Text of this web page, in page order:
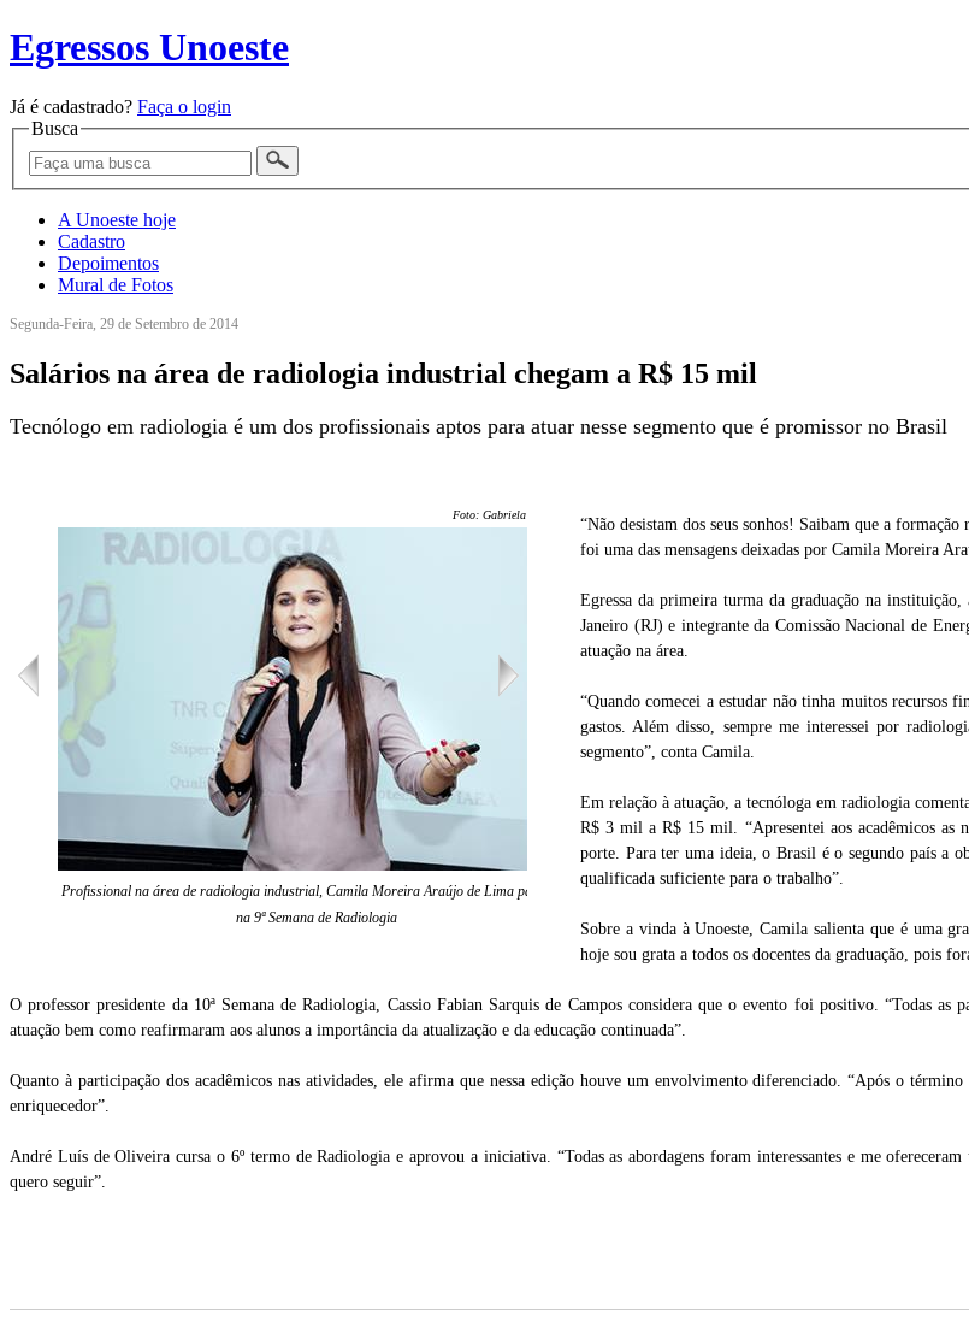
Egressos Unoeste
Já é cadastrado? Faça o login
Busca
A Unoeste hoje
Cadastro
Depoimentos
Mural de Fotos
Segunda-Feira, 29 de Setembro de 2014
Salários na área de radiologia industrial chegam a R$ 15 mil
Tecnólogo em radiologia é um dos profissionais aptos para atuar nesse segmento que é promissor no Brasil
Foto: Gabriela Oliveira
Profissional na área de radiologia industrial, Camila Moreira Araújo de Lima palestrou
na 9ª Semana de Radiologia
Atividades científicas foram realizadas no auditório Azaleia,
“Não desistam dos seus sonhos! Saibam que a
foi uma das mensagens deixadas por Camila Moreira
Egressa da primeira turma da graduação na
Janeiro (RJ) e integrante da Comissão Nacional de
atuação na área.
“Quando comecei a estudar não tinha muitos recursos
gastos. Além disso, sempre me interessei por
segmento”, conta Camila.
Em relação à atuação, a tecnóloga em radiologia
R$ 3 mil a R$ 15 mil. “Apresentei aos acadêmicos as
porte. Para ter uma ideia, o Brasil é o segundo país a
qualificada suficiente para o trabalho”.
Sobre a vinda à Unoeste, Camila salienta que é uma
hoje sou grata a todos os docentes da graduação, pois
O professor presidente da 10ª Semana de Radiologia, Cassio Fabian Sarquis de Campos considera que o evento foi positivo. “Todas
atuação bem como reafirmaram aos alunos a importância da atualização e da educação continuada”.
Quanto à participação dos acadêmicos nas atividades, ele afirma que nessa edição houve um envolvimento diferenciado. “Após o
enriquecedor”.
André Luís de Oliveira cursa o 6º termo de Radiologia e aprovou a iniciativa. “Todas as abordagens foram interessantes e me
quero seguir”.